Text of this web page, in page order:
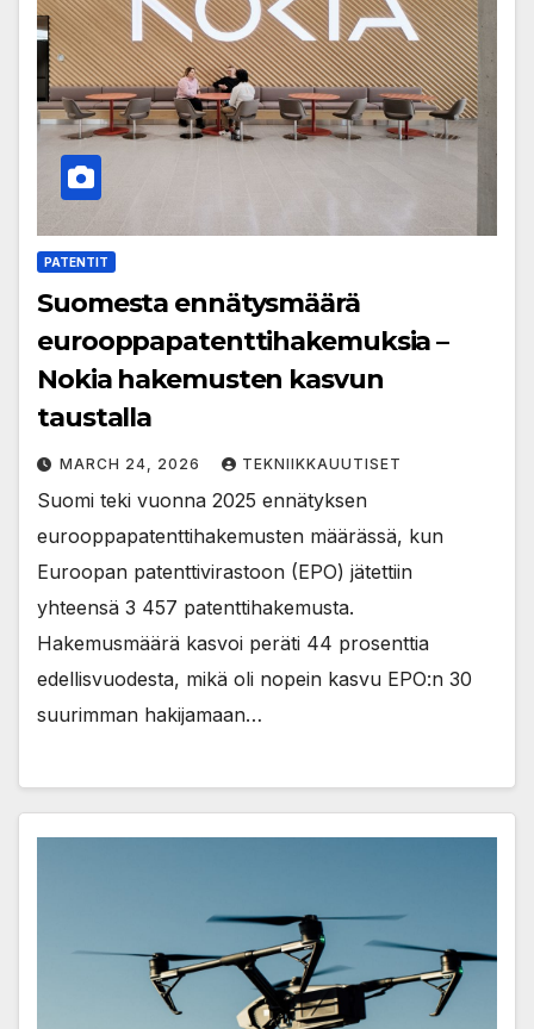
PATENTIT
Suomesta ennätysmäärä
eurooppapatenttihakemuksia –
Nokia hakemusten kasvun
taustalla
MARCH 24, 2026 TEKNIIKKAUUTISET
Suomi teki vuonna 2025 ennätyksen
eurooppapatenttihakemusten määrässä, kun
Euroopan patenttivirastoon (EPO) jätettiin
yhteensä 3 457 patenttihakemusta.
Hakemusmäärä kasvoi peräti 44 prosenttia
edellisvuodesta, mikä oli nopein kasvu EPO:n 30
suurimman hakijamaan…